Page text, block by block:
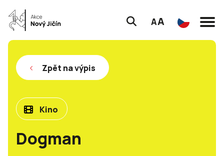
AA
Zpět na výpis
Kino
Dogman